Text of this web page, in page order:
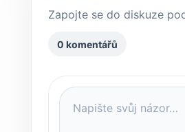
Zapojte se do diskuze
0 komentářů